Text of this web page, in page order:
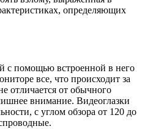
определяющих
с помощью встроенной в него
все, что происходит за
отличается от обычного
внимание. Видеоглазки
с углом обзора от 120 до